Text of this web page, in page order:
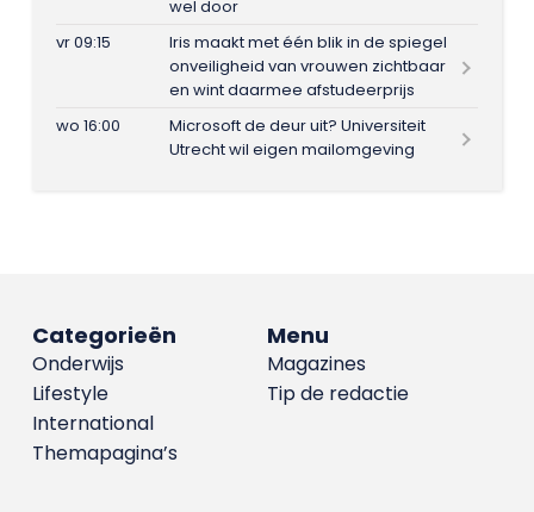
wel door
vr 09:15
Iris maakt met één blik in de spiegel
onveiligheid van vrouwen zichtbaar
en wint daarmee afstudeerprijs
wo 16:00
Microsoft de deur uit? Universiteit
Utrecht wil eigen mailomgeving
Menu
Magazines
Tip de redactie
Categorieën
Onderwijs
Lifestyle
International
Themapagina’s